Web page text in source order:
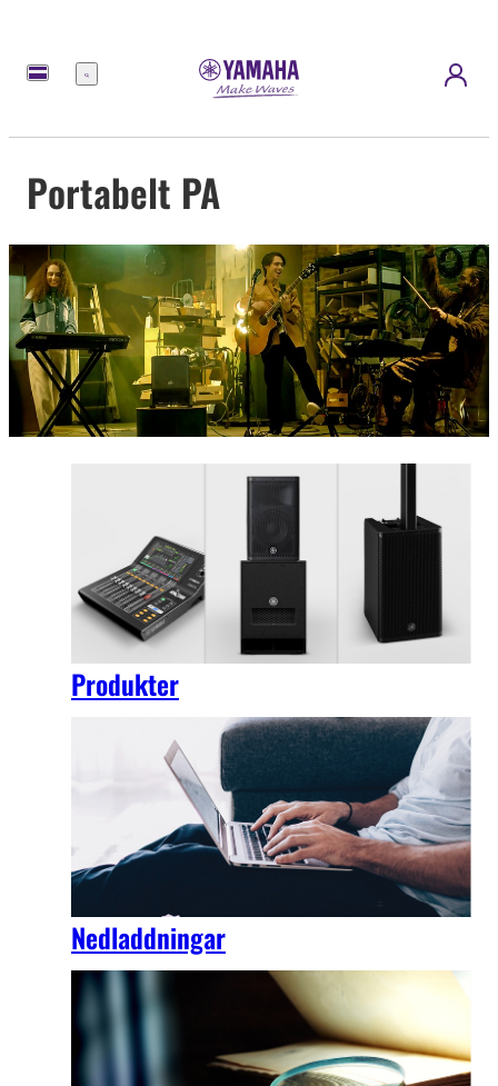
meny
Portabelt PA
Produkter
Nedladdningar